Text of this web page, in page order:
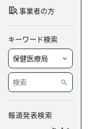
事業者の方
キーワード検索
報道発表検索